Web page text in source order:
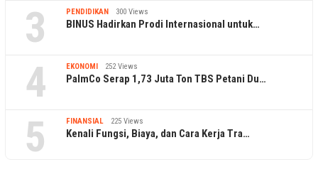
3 PENDIDIKAN 300 Views
BINUS Hadirkan Prodi Internasional untuk…
4 EKONOMI 252 Views
PalmCo Serap 1,73 Juta Ton TBS Petani Du…
5 FINANSIAL 225 Views
Kenali Fungsi, Biaya, dan Cara Kerja Tra…